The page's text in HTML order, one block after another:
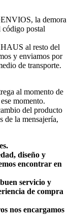
la demora
código postal
al resto del
y enviamos por
de transporte.
al momento de
momento.
del producto
de la mensajería,
diseño y
encontrar en
servicio y
de compra
nos encargamos